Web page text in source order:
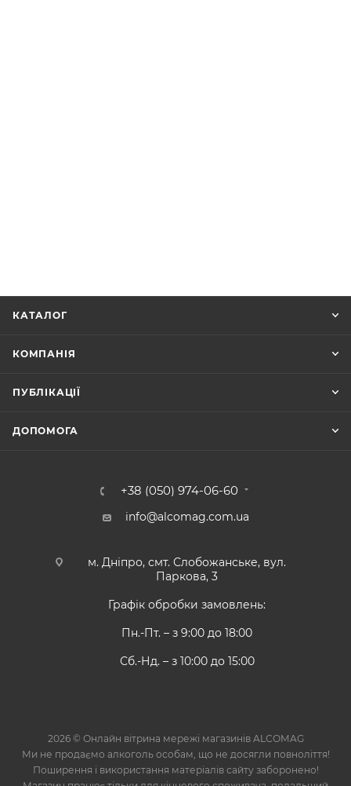
КАТАЛОГ
КОМПАНІЯ
ПУБЛІКАЦІЇ
ДОПОМОГА
+38 (050) 974-06-60
info@alcomag.com.ua
м. Дніпро, смт. Слобожанське, вул.
Паркова, 3
Графік обробки замовлень:
Пн.-Пт. – з 9:00 до 18:00
Сб.-Нд. – з 10:00 до 15:00
2026 © Онлайн вітрина мережі магазинів ALCOMAG
Ми не продаємо алкоголь особам, що не досягли повноліття!
Поширення і використання матеріалів сайту заборонено!